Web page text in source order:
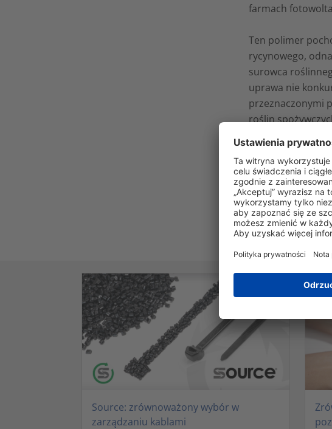
farmach
Ten polimer
rycynowego,
surowca
uprawa nie
przeznaczonymi
roślin
PA 11 zapewnia
odporność na
warunków
przewyższając
innych
tworzyw
Source: zrównoważony wybór w
zarządzaniu kablami